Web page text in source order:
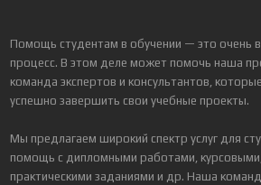
Помощь студентам в обучении — это очень
процесс. В этом деле может помочь наша
команда экспертов и консультантов,
успешно завершить свои учебные проекты.
Мы предлагаем широкий спектр услуг для
помощь с дипломными работами,
практическими заданиями и др. Наша